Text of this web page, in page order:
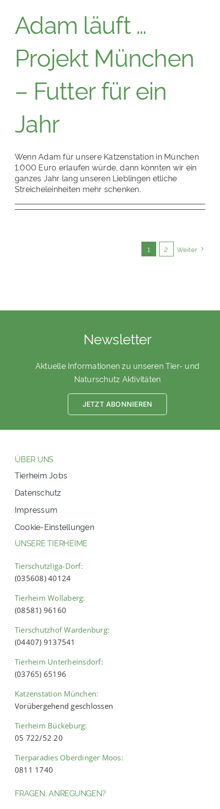
Adam läuft …
Projekt München
– Futter für ein
Jahr
Wenn Adam für unsere Katzenstation in München
1.000 Euro erlaufen würde, dann könnten wir ein
ganzes Jahr lang unseren Lieblingen etliche
Streicheleinheiten mehr schenken.
1 2 Weiter
Newsletter
Aktuelle Informationen zu unseren Tier- und
Naturschutz Aktivitäten
JETZT ABONNIEREN
ÜBER UNS
Tierheim Jobs
Datenschutz
Impressum
Cookie-Einstellungen
UNSERE TIERHEIME
Tierschutzliga-Dorf:
(035608) 40124
Tierheim Wollaberg:
(08581) 96160
Tierschutzhof Wardenburg:
(04407) 9137541
Tierheim Unterheinsdorf:
(03765) 65196
Katzenstation München:
Vorübergehend geschlossen
Tierheim Bückeburg:
05 722/52 20
Tierparadies Oberdinger Moos:
0811 1740
FRAGEN, ANREGUNGEN?